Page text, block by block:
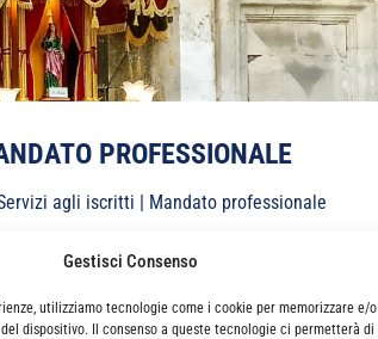
Gestisci Consenso
utilizziamo tecnologie come i cookie per memorizzare e/o
dispositivo. Il consenso a queste tecnologie ci permetterà di
PROFESSIONALE
agli iscritti | Mandato professionale